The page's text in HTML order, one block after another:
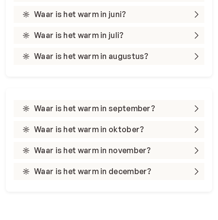
Waar is het warm in juni?
Waar is het warm in juli?
Waar is het warm in augustus?
Waar is het warm in september?
Waar is het warm in oktober?
Waar is het warm in november?
Waar is het warm in december?